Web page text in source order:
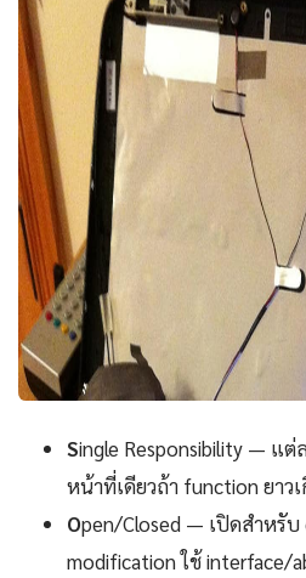
Single Responsibility — แ
หน้าที่เดียวถ้า function ยาว
Open/Closed — เปิดสำหรั
modification ใช้ interface/